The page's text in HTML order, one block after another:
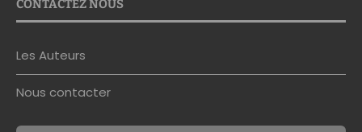
CONTACTEZ NOUS
Les Auteurs
Nous contacter